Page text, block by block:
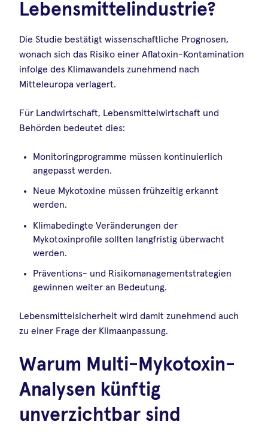
Lebensmittelindustrie?
Die Studie bestätigt wissenschaftliche Prognosen,
wonach sich das Risiko einer Aflatoxin-Kontamination
infolge des Klimawandels zunehmend nach
Mitteleuropa verlagert.
Für Landwirtschaft, Lebensmittelwirtschaft und
Behörden bedeutet dies:
Monitoringprogramme müssen kontinuierlich
angepasst werden.
Neue Mykotoxine müssen frühzeitig erkannt
werden.
Klimabedingte Veränderungen der
Mykotoxinprofile sollten langfristig überwacht
werden.
Präventions- und Risikomanagementstrategien
gewinnen weiter an Bedeutung.
Lebensmittelsicherheit wird damit zunehmend auch
zu einer Frage der Klimaanpassung.
Warum Multi-Mykotoxin-
Analysen künftig
unverzichtbar sind